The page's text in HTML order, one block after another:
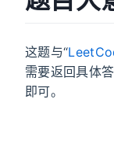
这题与“
需要返回具体
即可。